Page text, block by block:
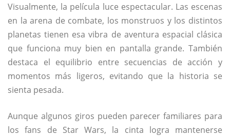
Visualmente, la película luce espectacular. Las escenas
en la arena de combate, los monstruos y los distintos
planetas tienen esa vibra de aventura espacial clásica
que funciona muy bien en pantalla grande. También
destaca el equilibrio entre secuencias de acción y
momentos más ligeros, evitando que la historia se
sienta pesada.
Aunque algunos giros pueden parecer familiares para
los fans de Star Wars, la cinta logra mantenerse